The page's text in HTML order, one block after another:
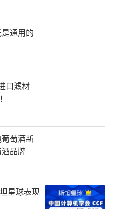
通用的
口滤材
萄酒新
品牌
星球表现